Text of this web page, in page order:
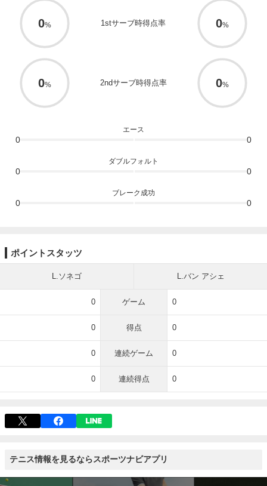
0 1stサーブ時得点率 0
0 2ndサーブ時得点率 0
エース
0 0
ダブルフォルト
0 0
ブレーク成功
0 0
ポイントスタッツ
L.ソネゴ L.バン アシェ
0 ゲーム 0
0 得点 0
0 連続ゲーム 0
0 連続得点 0
テニス情報を見るならスポーツナビアプリ